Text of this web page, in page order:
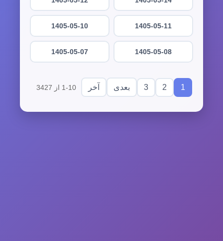
1405-05-11
1405-05-10
1405-05-08
1405-05-07
1
2
3 بعدی آخر 1-10 از 3427